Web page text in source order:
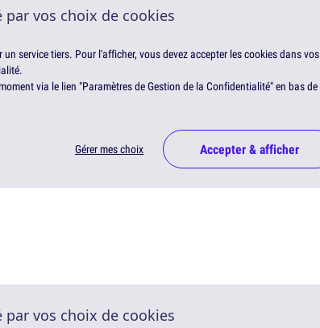
par vos choix de cookies
service tiers. Pour l'afficher, vous devez accepter les cookies dans vos
via le lien "Paramètres de Gestion de la Confidentialité" en bas de
Gérer mes choix Accepter & afficher
par vos choix de cookies